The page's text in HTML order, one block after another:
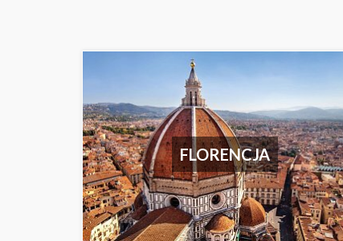
FLORENCJA